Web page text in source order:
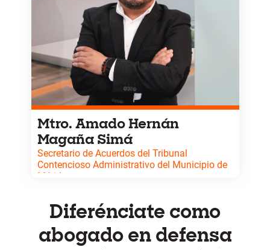
Mtro. Amado Hernán
Magaña Simá
Secretario de Acuerdos del Tribunal
Contencioso Administrativo del Municipio de
Mérida.
Experto en litigio contencioso y defensa
administrativa.
Diferénciate como
abogado en defensa